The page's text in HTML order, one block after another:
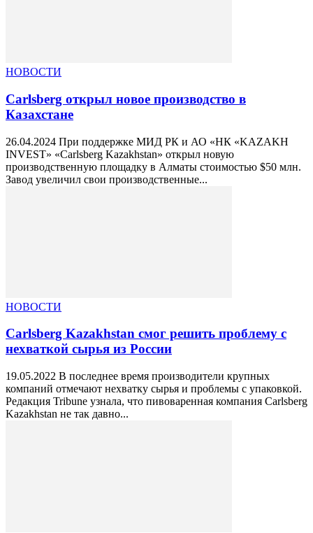
НОВОСТИ
Carlsberg открыл новое производство в
Казахстане
26.04.2024 При поддержке МИД РК и АО «НК «KAZAKH
INVEST» «Carlsberg Kazakhstan» открыл новую
производственную площадку в Алматы стоимостью $50 млн.
Завод увеличил свои производственные...
НОВОСТИ
Carlsberg Kazakhstan смог решить проблему с
нехваткой сырья из России
19.05.2022 В последнее время производители крупных
компаний отмечают нехватку сырья и проблемы с упаковкой.
Редакция Tribune узнала, что пивоваренная компания Carlsberg
Kazakhstan не так давно...